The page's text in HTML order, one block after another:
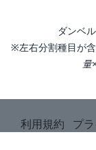
ダンベ
※左右分割種目が
量
利用規約
プ